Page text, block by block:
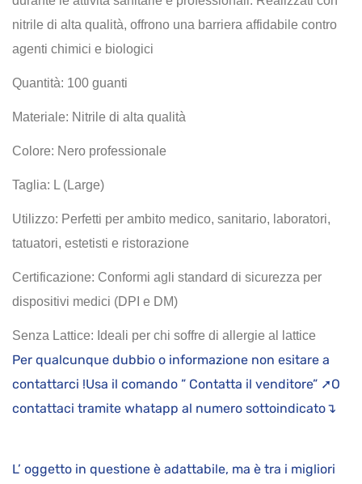
nitrile di alta qualità, offrono una barriera affidabile contro
agenti chimici e biologici
Quantità: 100 guanti
Materiale: Nitrile di alta qualità
Colore: Nero professionale
Taglia: L (Large)
Utilizzo: Perfetti per ambito medico, sanitario, laboratori,
tatuatori, estetisti e ristorazione
Certificazione: Conformi agli standard di sicurezza per
dispositivi medici (DPI e DM)
Senza Lattice: Ideali per chi soffre di allergie al lattice
Per qualcunque dubbio o informazione non esitare a
contattarci !Usa il comando ” Contatta il venditore” ➚O
contattaci tramite whatapp al numero sottoindicato↴
L’ oggetto in questione è adattabile, ma è tra i migliori